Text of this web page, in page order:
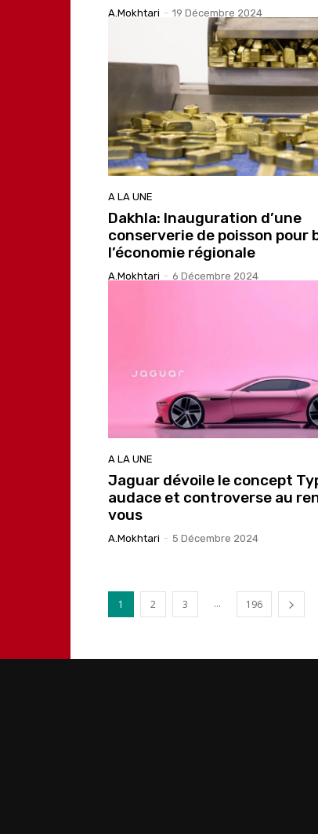
A.Mokhtari - 19 Décembre 2024
A LA UNE
Dakhla: Inauguration d’une
conserverie de poisson pour
l’économie régionale
A.Mokhtari - 6 Décembre 2024
A LA UNE
Jaguar dévoile le concept
audace et controverse au
vous
A.Mokhtari - 5 Décembre 2024
1 2 3 ... 196